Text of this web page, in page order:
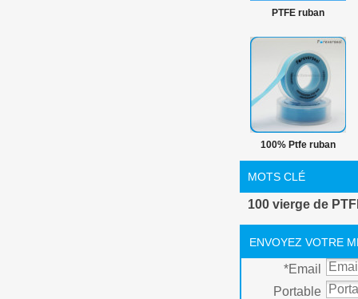
PTFE ruban
hermétique fil
100% Ptfe ruban
hermétique fil
MOTS CLÉ
100 vierge de
ENVOYEZ VOTRE
*Email
Portable